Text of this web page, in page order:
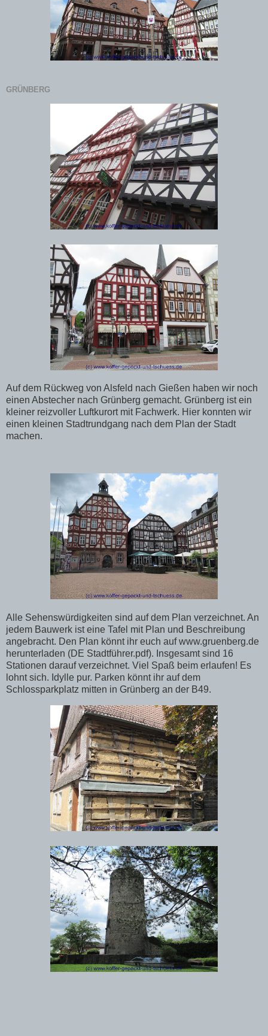
GRÜNBERG
Auf dem Rückweg von Alsfeld nach Gießen haben wir noch
einen Abstecher nach Grünberg gemacht. Grünberg ist ein
kleiner reizvoller Luftkurort mit Fachwerk. Hier konnten wir
einen kleinen Stadtrundgang nach dem Plan der Stadt
machen.
Alle Sehenswürdigkeiten sind auf dem Plan verzeichnet. An
jedem Bauwerk ist eine Tafel mit Plan und Beschreibung
angebracht. Den Plan könnt ihr euch auf www.gruenberg.de
herunterladen (DE Stadtführer.pdf). Insgesamt sind 16
Stationen darauf verzeichnet. Viel Spaß beim erlaufen! Es
lohnt sich. Idylle pur. Parken könnt ihr auf dem
Schlossparkplatz mitten in Grünberg an der B49.